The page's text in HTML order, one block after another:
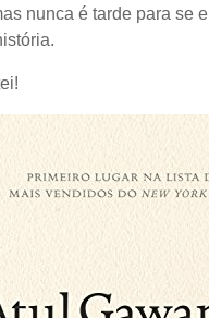
nunca é tarde para se